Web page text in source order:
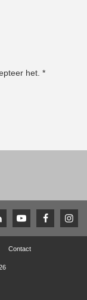
het. *
Contact